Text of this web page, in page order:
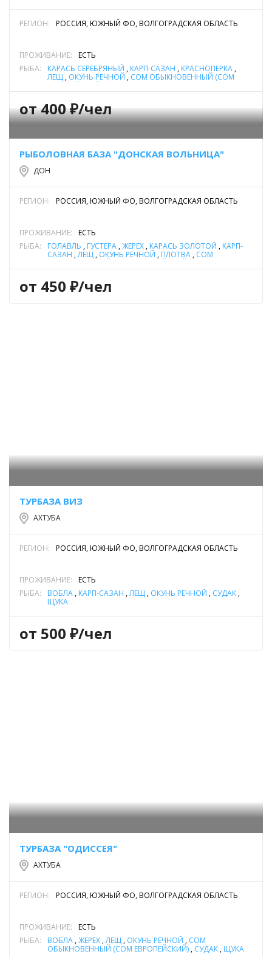
РЕГИОН: РОССИЯ, ЮЖНЫЙ ФО, ВОЛГОГРАДСКАЯ ОБЛАСТЬ
ПРОЖИВАНИЕ:
ЕСТЬ
РЫБА:
КАРАСЬ СЕРЕБРЯНЫЙ , КАРП-САЗАН , КРАСНОПЕРКА ,
ЛЕЩ , ОКУНЬ РЕЧНОЙ , СОМ ОБЫКНОВЕННЫЙ (СОМ
от 400 ₽/чел
РЫБОЛОВНАЯ БАЗА "ДОНСКАЯ ВОЛЬНИЦА"
ДОН
РЕГИОН: РОССИЯ, ЮЖНЫЙ ФО, ВОЛГОГРАДСКАЯ ОБЛАСТЬ
ПРОЖИВАНИЕ:
ЕСТЬ
РЫБА:
ГОЛАВЛЬ , ГУСТЕРА ,ЖЕРЕХ , КАРАСЬ ЗОЛОТОЙ , КАРП-
САЗАН ,ЛЕЩ , ОКУНЬ РЕЧНОЙ , ПЛОТВА , СОМ
от 450 ₽/чел
ТУРБАЗА ВИЗ
АХТУБА
РЕГИОН: РОССИЯ, ЮЖНЫЙ ФО, ВОЛГОГРАДСКАЯ ОБЛАСТЬ
ПРОЖИВАНИЕ:
ЕСТЬ
РЫБА:
ВОБЛА , КАРП-САЗАН ,ЛЕЩ , ОКУНЬ РЕЧНОЙ , СУДАК ,
ЩУКА
от 500 ₽/чел
ТУРБАЗА "ОДИССЕЯ"
АХТУБА
РЕГИОН: РОССИЯ, ЮЖНЫЙ ФО, ВОЛГОГРАДСКАЯ ОБЛАСТЬ
ПРОЖИВАНИЕ:
ЕСТЬ
РЫБА:
ВОБЛА ,ЖЕРЕХ ,ЛЕЩ , ОКУНЬ РЕЧНОЙ , СОМ
ОБЫКНОВЕННЫЙ (СОМ ЕВРОПЕЙСКИЙ) , СУДАК , ЩУКА